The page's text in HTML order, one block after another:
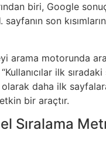
biri, Google
son
arama motorunda
ilk
daha ilk
bir araçtır.
Sıralama